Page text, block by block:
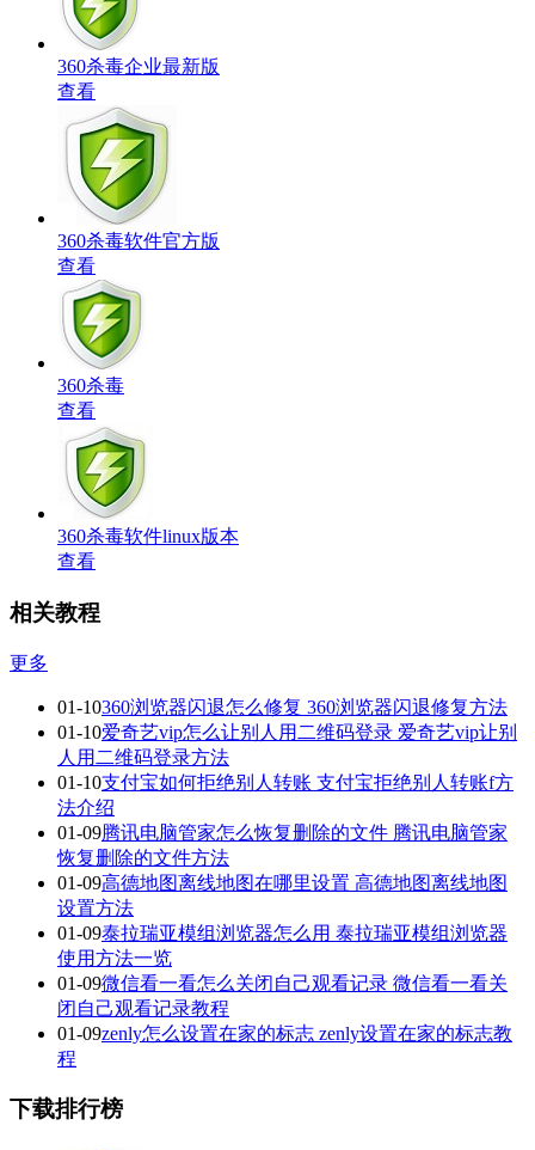
360杀毒企业最新版
查看
360杀毒软件官方版
查看
360杀毒
查看
360杀毒软件linux版本
查看
相关教程
更多
01-10360浏览器闪退怎么修复 360浏览器闪退修复方法
01-10爱奇艺vip怎么让别人用二维码登录 爱奇艺vip让别
人用二维码登录方法
01-10支付宝如何拒绝别人转账 支付宝拒绝别人转账f方
法介绍
01-09腾讯电脑管家怎么恢复删除的文件 腾讯电脑管家
恢复删除的文件方法
01-09高德地图离线地图在哪里设置 高德地图离线地图
设置方法
01-09泰拉瑞亚模组浏览器怎么用 泰拉瑞亚模组浏览器
使用方法一览
01-09微信看一看怎么关闭自己观看记录 微信看一看关
闭自己观看记录教程
01-09zenly怎么设置在家的标志 zenly设置在家的标志教
程
下载排行榜